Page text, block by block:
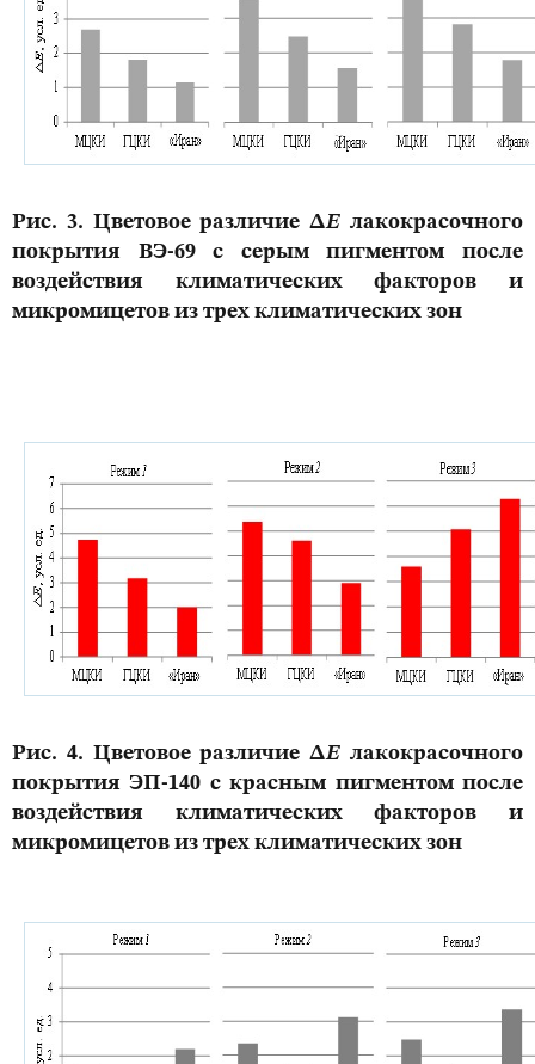
Рис. 3. Цветовое различие ΔΕ лакокрасочного
покрытия ВЭ-69 с серым пигментом после
воздействия климатических факторов и
микромицетов из трех климатических зон
Рис. 4. Цветовое различие ΔΕ лакокрасочного
покрытия ЭП-140 с красным пигментом после
воздействия климатических факторов и
микромицетов из трех климатических зон